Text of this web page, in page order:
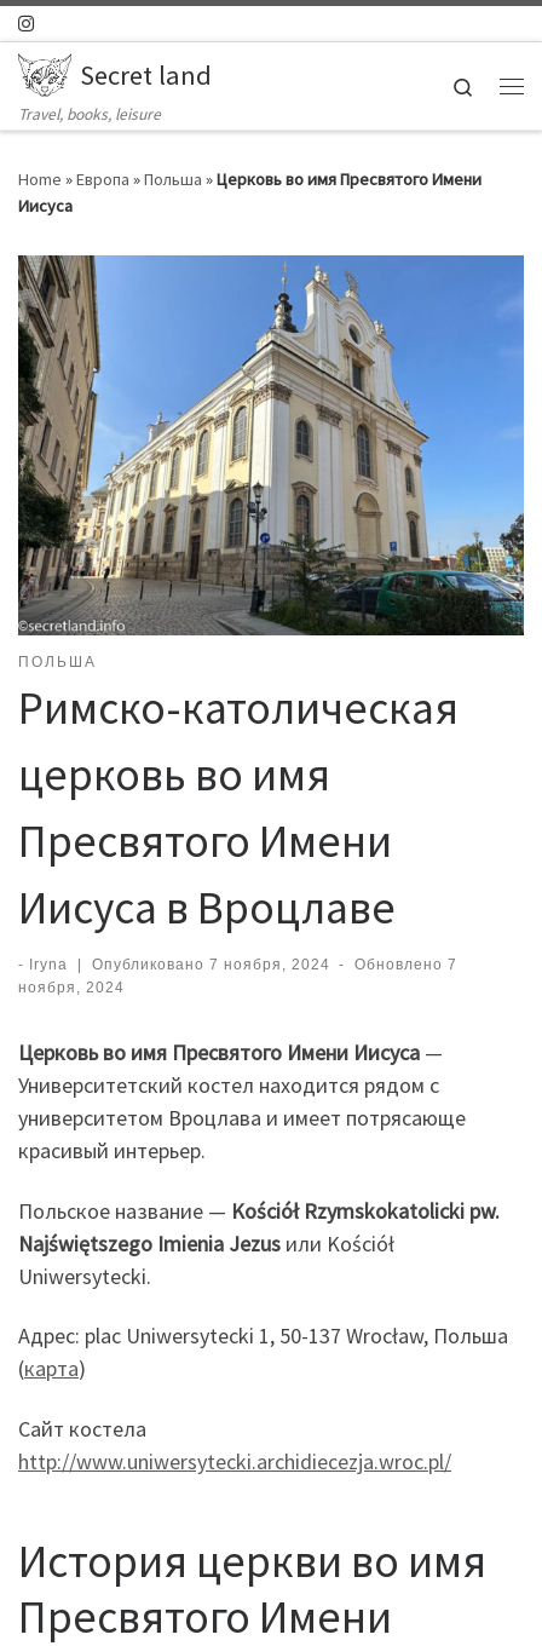
Skip to content
Secret land
Travel, books, leisure
Search
Home »Европа »Польша »Церковь во имя Пресвятого Имени
Иисуса
ПОЛЬША
Римско-католическая
церковь во имя
Пресвятого Имени
Иисуса в Вроцлаве
- Iryna Опубликовано 7 ноября, 2024 - Обновлено7
ноября, 2024
Церковь во имя Пресвятого Имени Иисуса —
Университетский костел находится рядом с
университетом Вроцлава и имеет потрясающе
красивый интерьер.
Польское название — Kościół Rzymskokatolicki pw.
Najświętszego Imienia Jezus или Kościół
Uniwersytecki.
Адрес: plac Uniwersytecki 1, 50-137 Wrocław, Польша
(карта)
Сайт костела
http://www.uniwersytecki.archidiecezja.wroc.pl/
История церкви во имя
Пресвятого Имени